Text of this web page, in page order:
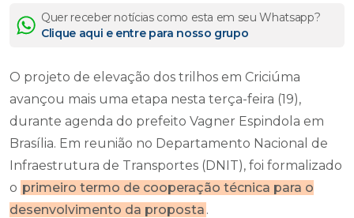
Quer receber notícias como esta em seu Whatsapp?
Clique aqui e entre para nosso grupo
O projeto de elevação dos trilhos em Criciúma
avançou mais uma etapa nesta terça-feira (19),
durante agenda do prefeito Vagner Espindola em
Brasília. Em reunião no Departamento Nacional de
Infraestrutura de Transportes (DNIT), foi formalizado
o primeiro termo de cooperação técnica para o
desenvolvimento da proposta .